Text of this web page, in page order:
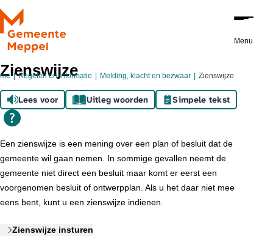
Ga naar de inhoud
Menu
Regelen en informatie Melding, klacht en bezwaar Zienswijze
Zienswijze
Lees voor Uitleg woorden Simpele tekst
Een zienswijze is een mening over een plan of besluit dat de
gemeente wil gaan nemen. In sommige gevallen neemt de
gemeente niet direct een besluit maar komt er eerst een
voorgenomen besluit of ontwerpplan. Als u het daar niet mee
eens bent, kunt u een zienswijze indienen.
Zienswijze insturen